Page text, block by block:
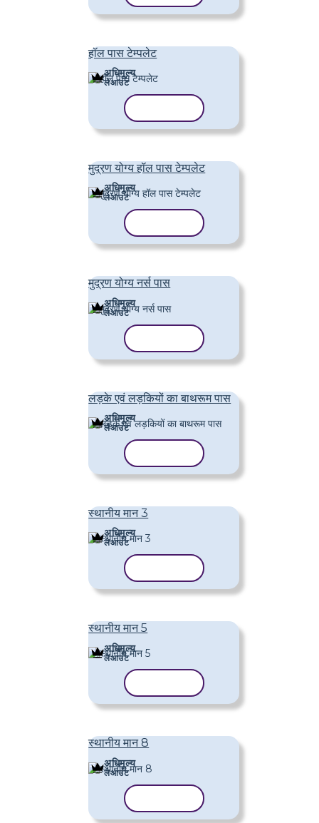
हॉल पास टेम्पलेट
अधिमूल्य
लेआउट
मुद्रण योग्य हॉल पास टेम्पलेट
अधिमूल्य
लेआउट
मुद्रण योग्य नर्स पास
अधिमूल्य
लेआउट
लड़के एवं लड़कियों का बाथरूम पास
अधिमूल्य
लेआउट
स्थानीय मान 3
अधिमूल्य
लेआउट
स्थानीय मान 5
अधिमूल्य
लेआउट
स्थानीय मान 8
अधिमूल्य
लेआउट